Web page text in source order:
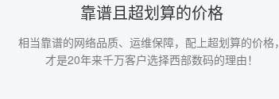
靠谱且超划算的价格
相当靠谱的网络品质、运维保障，配上超划算的价格，
才是20年来千万客户选择西部数码的理由！